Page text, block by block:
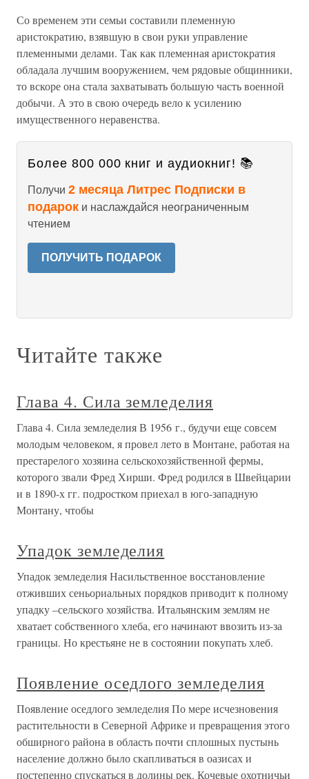
Со временем эти семьи составили племенную
аристократию, взявшую в свои руки управление
племенными делами. Так как племенная аристократия
обладала лучшим вооружением, чем рядовые общинники,
то вскоре она стала захватывать большую часть военной
добычи. А это в свою очередь вело к усилению
имущественного неравенства.
Более 800 000 книг и аудиокниг! 📚
Получи 2 месяца Литрес Подписки в
подарок и наслаждайся неограниченным
чтением
ПОЛУЧИТЬ ПОДАРОК
Читайте также
Глава 4. Сила земледелия
Глава 4. Сила земледелия В 1956 г., будучи еще совсем
молодым человеком, я провел лето в Монтане, работая на
престарелого хозяина сельскохозяйственной фермы,
которого звали Фред Хирши. Фред родился в Швейцарии
и в 1890-х гг. подростком приехал в юго-западную
Монтану, чтобы
Упадок земледелия
Упадок земледелия Насильственное восстановление
отживших сеньориальных порядков приводит к полному
упадку –сельского хозяйства. Итальянским землям не
хватает собственного хлеба, его начинают ввозить из-за
границы. Но крестьяне не в состоянии покупать хлеб.
Появление оседлого земледелия
Появление оседлого земледелия По мере исчезновения
растительности в Северной Африке и превращения этого
обширного района в область почти сплошных пустынь
население должно было скапливаться в оазисах и
постепенно спускаться в долины рек. Кочевые охотничьи